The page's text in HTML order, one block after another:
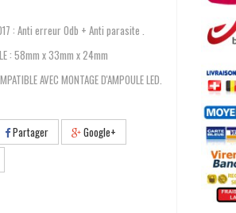
: Anti erreur Odb + Anti parasite .
: 58mm x 33mm x 24mm
AVEC MONTAGE D'AMPOULE LED.
Partager
Google+